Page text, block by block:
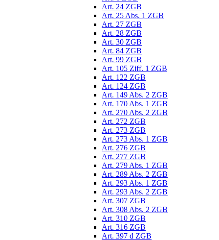
Art. 24 ZGB
Art. 25 Abs. 1 ZGB
Art. 27 ZGB
Art. 28 ZGB
Art. 30 ZGB
Art. 84 ZGB
Art. 99 ZGB
Art. 105 Ziff. 1 ZGB
Art. 122 ZGB
Art. 124 ZGB
Art. 149 Abs. 2 ZGB
Art. 170 Abs. 1 ZGB
Art. 270 Abs. 2 ZGB
Art. 272 ZGB
Art. 273 ZGB
Art. 273 Abs. 1 ZGB
Art. 276 ZGB
Art. 277 ZGB
Art. 279 Abs. 1 ZGB
Art. 289 Abs. 2 ZGB
Art. 293 Abs. 1 ZGB
Art. 293 Abs. 2 ZGB
Art. 307 ZGB
Art. 308 Abs. 2 ZGB
Art. 310 ZGB
Art. 316 ZGB
Art. 397 d ZGB